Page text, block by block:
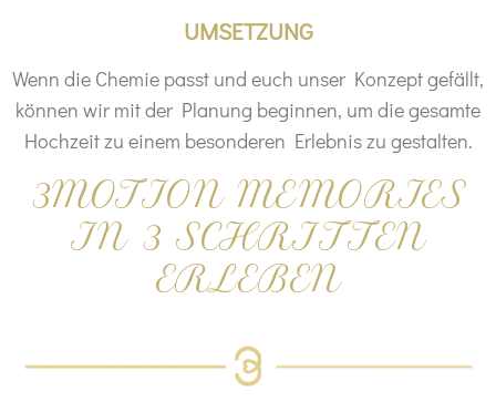
UMSETZUNG
Wenn die Chemie passt und euch unser Konzept gefällt,
können wir mit der Planung beginnen, um die gesamte
Hochzeit zu einem besonderen Erlebnis zu gestalten.
3MOTION MEMORIES
IN3 SCHRITTEN
ERLEBEN